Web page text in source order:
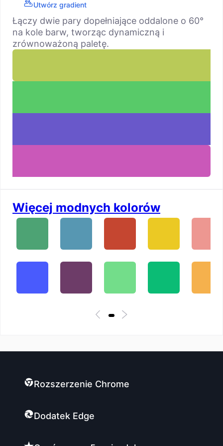
Utwórz gradient
Łączy dwie pary dopełniające oddalone o 60°
na kole barw, tworząc dynamiczną i
zrównoważoną paletę.
Więcej modnych kolorów
Rozszerzenie Chrome
Dodatek Edge